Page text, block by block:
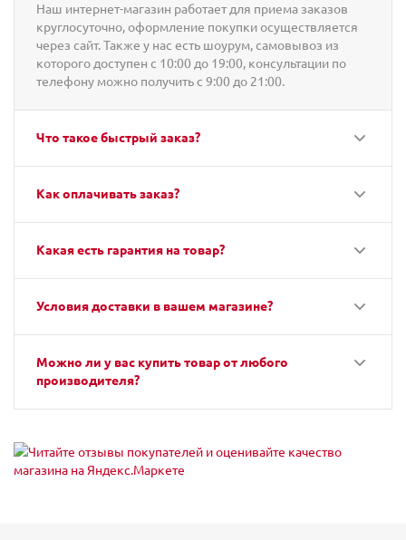
Наш интернет-магазин работает для приема заказов
круглосуточно, оформление покупки осуществляется
через сайт. Также у нас есть шоурум, самовывоз из
которого доступен с 10:00 до 19:00, консультации по
телефону можно получить с 9:00 до 21:00.
Что такое быстрый заказ?
Как оплачивать заказ?
Какая есть гарантия на товар?
Условия доставки в вашем магазине?
Можно ли у вас купить товар от любого
производителя?